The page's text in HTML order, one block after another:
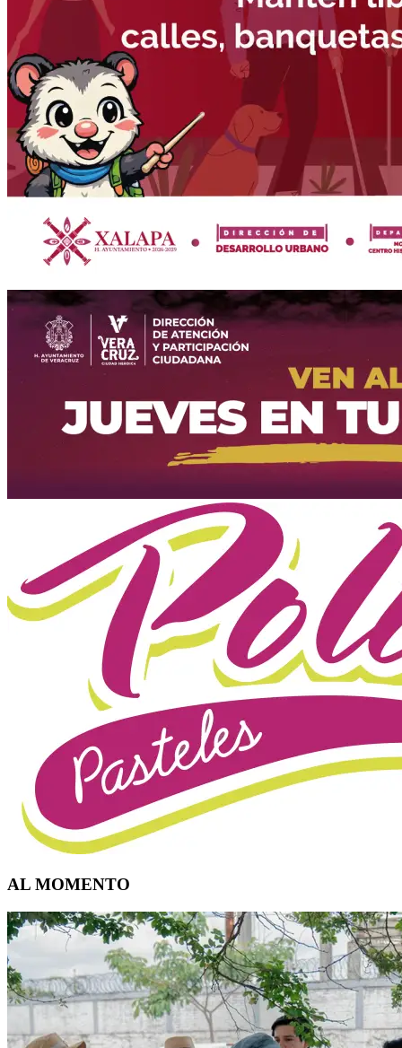
AL MOMENTO